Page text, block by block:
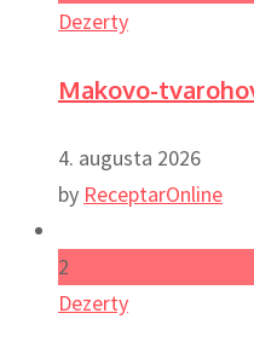
Dezerty
Makovo-
4. augusta 2026
by ReceptarOnline
2
Dezerty